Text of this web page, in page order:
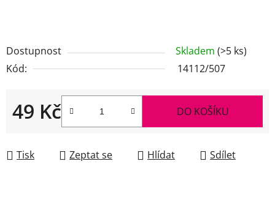
Dostupnost Skladem (>5 ks)
Kód:
14112/507
49 Kč
Měrná cena:
DO KOŠÍKU
Tisk Zeptat se Hlídat Sdílet